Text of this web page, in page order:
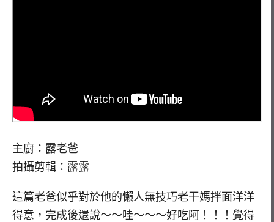
主廚：露老爸
拍攝剪輯：露露
這篇老爸似乎對於他的懶人無技巧老干媽拌面洋洋
得意，完成後還說～～哇～～～好吃阿！！！覺得